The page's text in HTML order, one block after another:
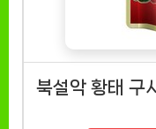
북설악 황태 구